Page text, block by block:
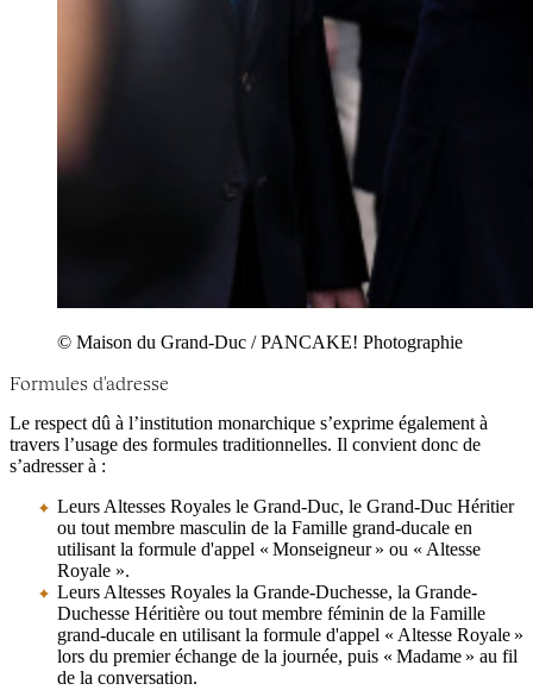
© Maison du Grand-Duc / PANCAKE! Photographie
Formules d'adresse
Le respect dû à l’institution monarchique s’exprime également à
travers l’usage des formules traditionnelles. Il convient donc de
s’adresser à :
Leurs Altesses Royales le Grand-Duc, le Grand-Duc Héritier
ou tout membre masculin de la Famille grand-ducale en
utilisant la formule d'appel « Monseigneur » ou « Altesse
Royale ».
Leurs Altesses Royales la Grande-Duchesse, la Grande-
Duchesse Héritière ou tout membre féminin de la Famille
grand-ducale en utilisant la formule d'appel « Altesse Royale »
lors du premier échange de la journée, puis « Madame » au fil
de la conversation.